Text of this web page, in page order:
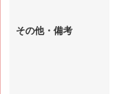
その他・備考